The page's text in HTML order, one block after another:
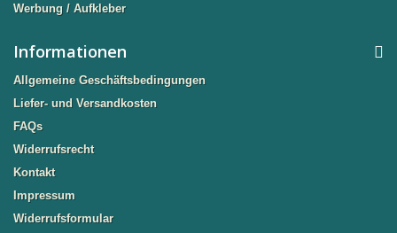
Werbung / Aufkleber
Informationen
Allgemeine Geschäftsbedingungen
Liefer- und Versandkosten
FAQs
Widerrufsrecht
Kontakt
Impressum
Widerrufsformular